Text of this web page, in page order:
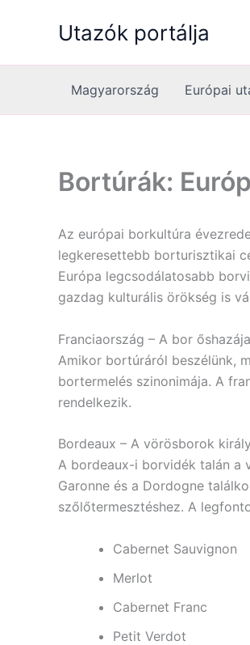
Utazók portálja
Magyarország Európai
Bortúrák:
Az európai borkultúra
legkeresettebb borturisztikai
Európa legcsodálatosabb
gazdag kulturális örökség is
Franciaország – A bor őshazája
Amikor bortúráról beszélünk,
bortermelés szinonimája. A
rendelkezik.
Bordeaux – A vörösborok
A bordeaux-i borvidék talán a
Garonne és a Dordogne
szőlőtermesztéshez. A
Cabernet Sauvignon
Merlot
Cabernet Franc
Petit Verdot